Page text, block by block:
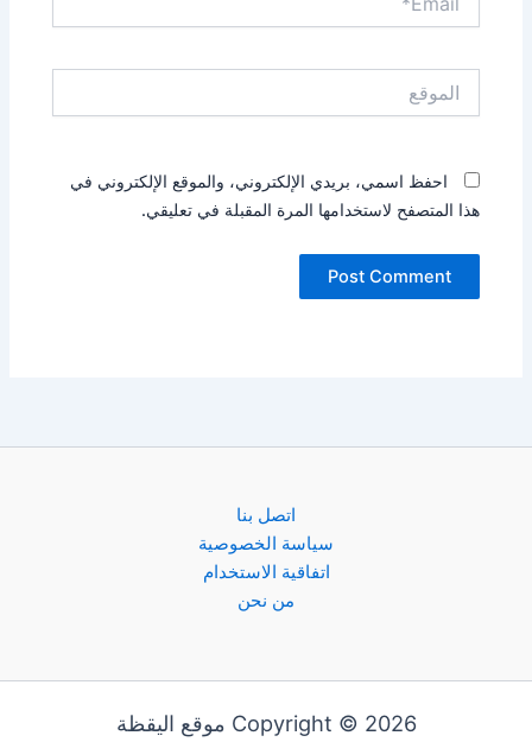
احفظ اسمي، بريدي الإلكتروني، والموقع الإلكتروني في
هذا المتصفح لاستخدامها المرة المقبلة في تعليقي.
اتصل بنا
سياسة الخصوصية
اتفاقية الاستخدام
من نحن
Copyright © 2026 موقع اليقظة